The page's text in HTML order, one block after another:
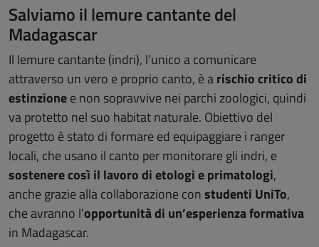
Salviamo il lemure cantante del
Madagascar
Il lemure cantante (indri), l’unico a comunicare
attraverso un vero e proprio canto, è arischio critico di
estinzionee non sopravvive nei parchi zoologici, quindi
va protetto nel suo habitat naturale. Obiettivo del
progetto è stato di formare ed equipaggiare i ranger
locali, che usano il canto per monitorare gli indri, e
sostenere così il lavoro di etologi e primatologi,
anche grazie alla collaborazione constudenti UniTo,
che avranno l’opportunità di un’esperienza formativa
in Madagascar.